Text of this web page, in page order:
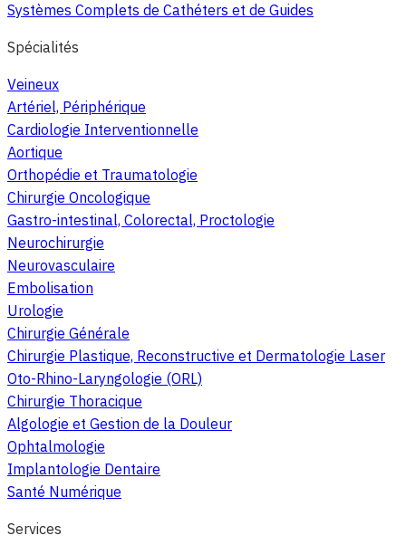
Systèmes Complets de Cathéters et de Guides
Spécialités
Veineux
Artériel, Périphérique
Cardiologie Interventionnelle
Aortique
Orthopédie et Traumatologie
Chirurgie Oncologique
Gastro-intestinal, Colorectal, Proctologie
Neurochirurgie
Neurovasculaire
Embolisation
Urologie
Chirurgie Générale
Chirurgie Plastique, Reconstructive et Dermatologie Laser
Oto-Rhino-Laryngologie (ORL)
Chirurgie Thoracique
Algologie et Gestion de la Douleur
Ophtalmologie
Implantologie Dentaire
Santé Numérique
Services